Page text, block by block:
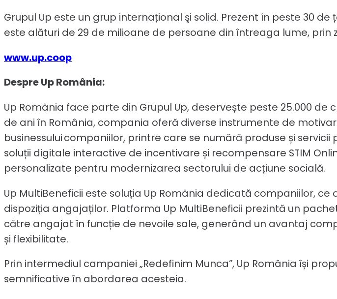
Grupul Up este un grup internațional şi solid. Prezent în peste 30
este alături de 29 de milioane de persoane din întreaga lume, prin
www.up.coop
Despre Up România:
Up România face parte din Grupul Up, deservește peste 25.000 de
de ani în România, compania oferă diverse instrumente de
businessului companiilor, printre care se numără produse și
soluții digitale interactive de incentivare și recompensare STIM
personalizate pentru modernizarea sectorului de acțiune socială.
Up MultiBeneficii este soluția Up România dedicată companiilor,
dispoziția angajaților. Platforma Up MultiBeneficii prezintă un
către angajat în funcție de nevoile sale, generând un avantaj
și flexibilitate.
Prin intermediul campaniei „Redefinim Munca”, Up România își
semnificative în abordarea acesteia.